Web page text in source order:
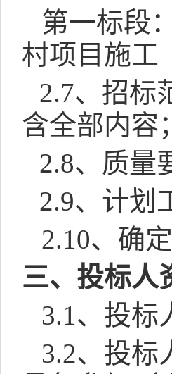
第一标段：
村项目施工
2.7、招标
含全部内容；
2.8、质量
2.9、计划
2.10、确
三、投标人
3.1、投标
3.2、 投标